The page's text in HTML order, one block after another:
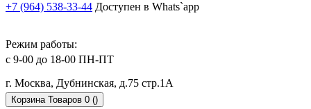
+7 (964) 538-33-44 Доступен в Whats`app
Режим работы:
с 9-00 до 18-00 ПН-ПТ
г. Москва, Дубнинская, д.75 стр.1А
Корзина Товаров 0 ()